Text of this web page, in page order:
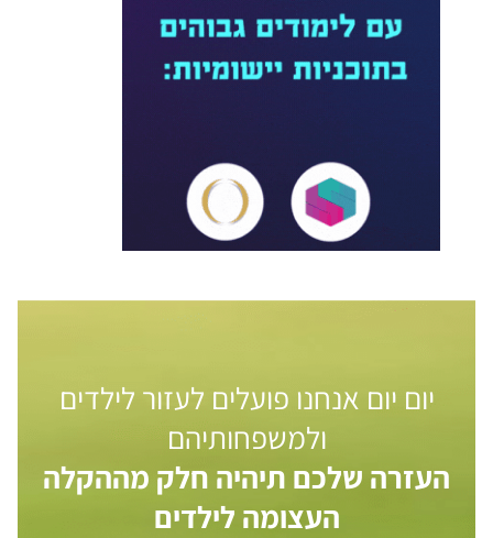
יום יום אנחנו פועלים לעזור לילדים
ולמשפחותיהם
העזרה שלכם תיהיה חלק מההקלה
העצומה לילדים